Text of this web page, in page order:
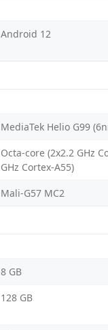
Android 12
MediaTek Helio G99
Octa-core (2x2.2 GHz
GHz Cortex-A55)
Mali-G57 MC2
8 GB
128 GB